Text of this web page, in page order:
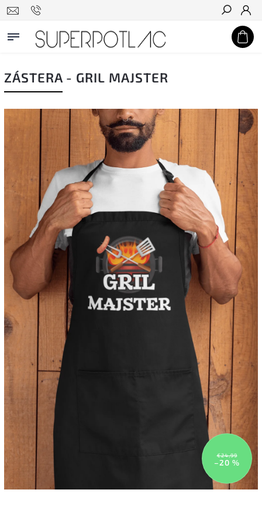
Hľadať
ZÁSTERA - GRIL MAJSTER
€24,99
–20 %